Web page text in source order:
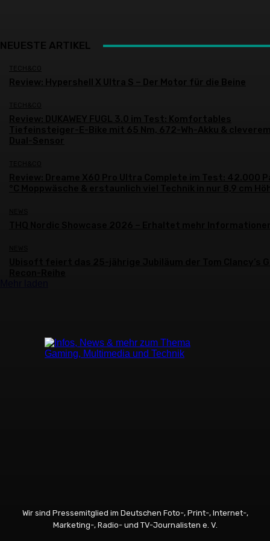
NEUESTE ARTIKEL
TECH&CO
Review: Hypershell X Ultra S – Der Motor für die Beine
Wir sind Pressemitglied im Deutschen Foto-, Print-, Internet-,
Marketing-, Radio- und TV-Journalisten e. V.